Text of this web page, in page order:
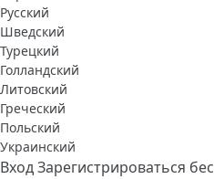
Русский
Шведский
Турецкий
Голландский
Литовский
Греческий
Польский
Украинский
ВходЗарегистрироваться